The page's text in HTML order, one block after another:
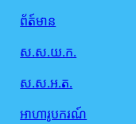
ព័ត៍មាន
ស.ស.យ.ក.
ស.ស.អ.ត.
អាហារូបករណ៍